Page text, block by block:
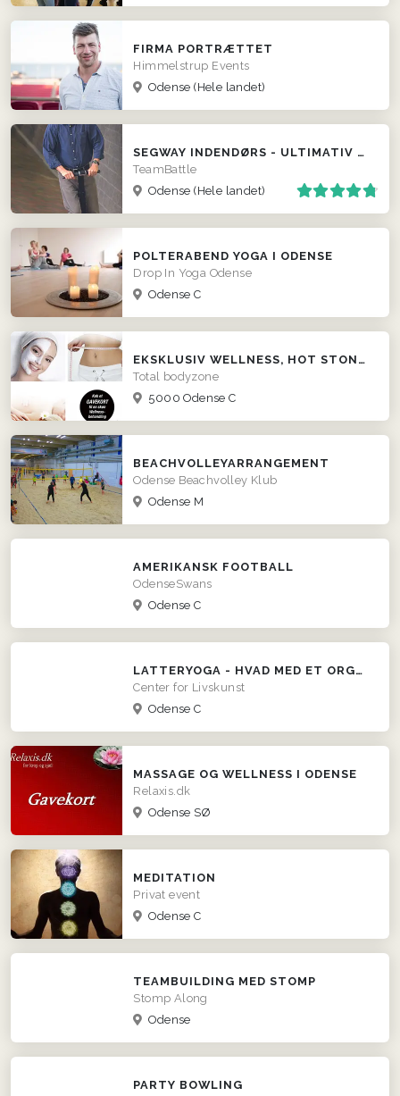
FIRMA PORTRÆTTET
Himmelstrup Events
Odense(Hele landet)
SEGWAY INDENDØRS - ULTIMATIV POLTERABEND EVENT
TeamBattle
Odense(Hele landet)
POLTERABEND YOGA I ODENSE
Drop In Yoga Odense
Odense C
EKSKLUSIV WELLNESS, HOT STONE MASSAGE I ODENSE
Total bodyzone
5000 Odense C
BEACHVOLLEYARRANGEMENT
Odense Beachvolley Klub
Odense M
AMERIKANSK FOOTBALL
OdenseSwans
Odense C
LATTERYOGA - HVAD MED ET ORGANISERET GRINEFLIP?
Center for Livskunst
Odense C
MASSAGE OG WELLNESS I ODENSE
Relaxis.dk
Odense SØ
MEDITATION
Privat event
Odense C
TEAMBUILDING MED STOMP
Stomp Along
Odense
PARTY BOWLING